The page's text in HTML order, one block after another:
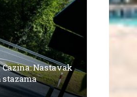
Nastavak
stazama